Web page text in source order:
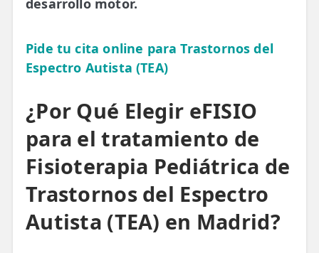
desarrollo motor.
Pide tu cita online para Trastornos del
Espectro Autista (TEA)
¿Por Qué Elegir eFISIO
para el tratamiento de
Fisioterapia Pediátrica de
Trastornos del Espectro
Autista (TEA) en Madrid?